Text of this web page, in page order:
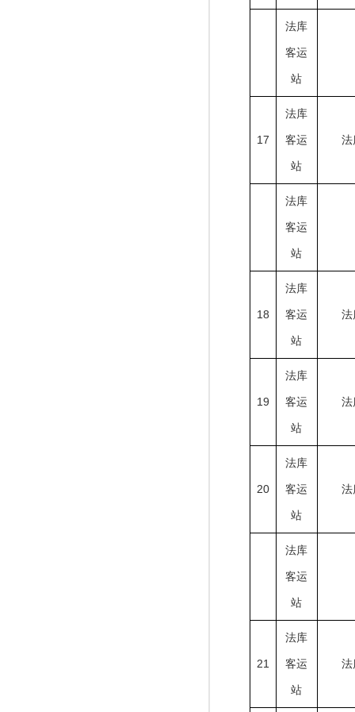
法库
客运
站
17
法库
客运
站
法
法库
客运
站
18
法库
客运
站
法
19
法库
客运
站
法
20
法库
客运
站
法
法库
客运
站
21
法库
客运
站
法